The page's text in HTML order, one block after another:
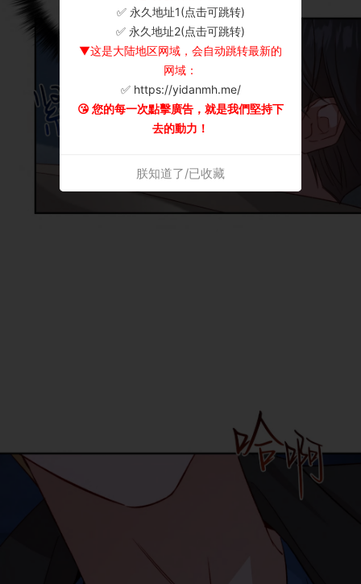
✅ 永久地址1(点击可跳转)
✅ 永久地址2(点击可跳转)
▼这是大陆地区网域，会自动跳转最新的
网域：
✅ https://yidanmh.me/
😘 您的每一次點擊廣告，就是我們堅持下
去的動力！
朕知道了/已收藏